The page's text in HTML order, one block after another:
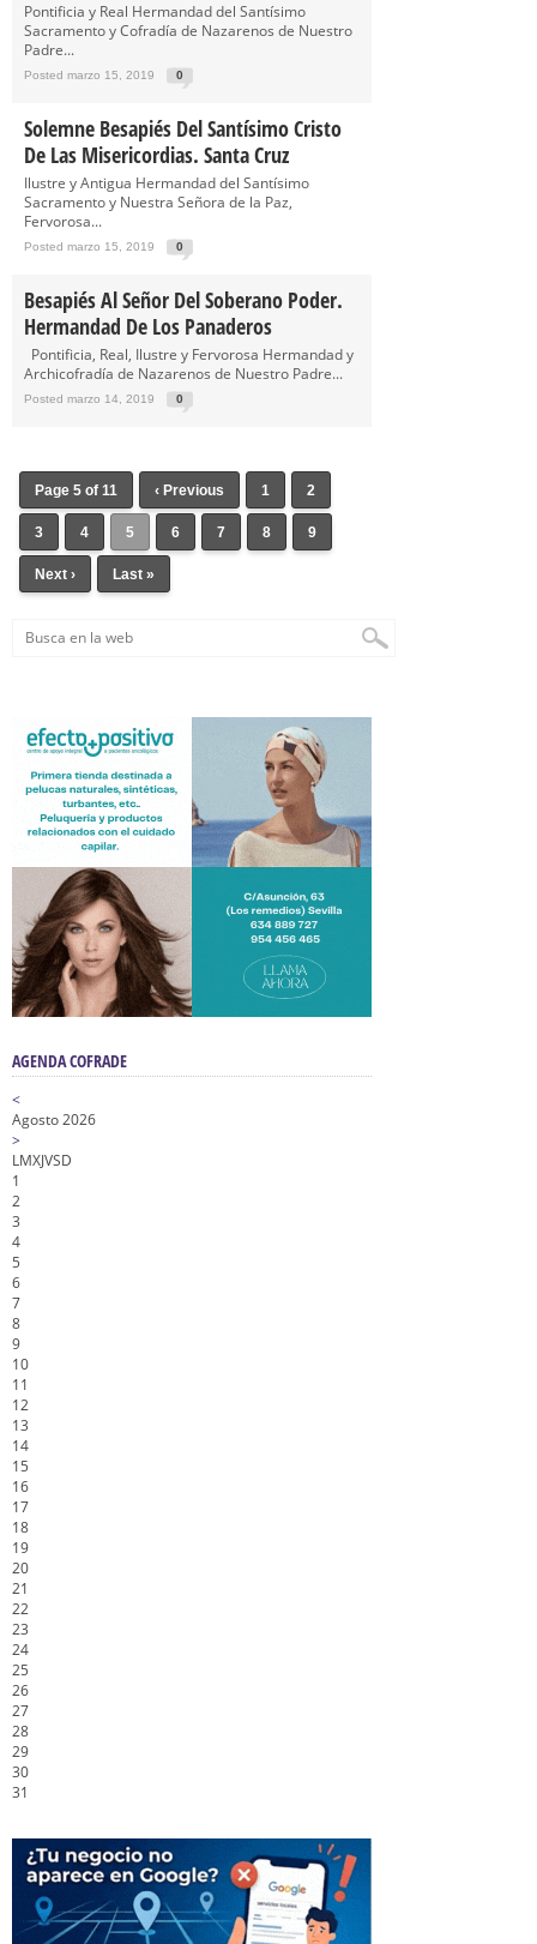
Pontificia y Real Hermandad del Santísimo
Sacramento y Cofradía de Nazarenos de Nuestro
Padre...
Posted marzo 15, 2019 0
Solemne Besapiés Del Santísimo Cristo
De Las Misericordias. Santa Cruz
Ilustre y Antigua Hermandad del Santísimo
Sacramento y Nuestra Señora de la Paz,
Fervorosa...
Posted marzo 15, 2019 0
Besapiés Al Señor Del Soberano Poder.
Hermandad De Los Panaderos
Pontificia, Real, Ilustre y Fervorosa Hermandad y
Archicofradía de Nazarenos de Nuestro Padre...
Posted marzo 14, 2019 0
Page 5 of 11 ‹ Previous 1 2
3 4 5 6 7 8 9
Next › Last »
AGENDA COFRADE
<
Agosto 2026
>
LMXJVSD
1
2
3
4
5
6
7
8
9
10
11
12
13
14
15
16
17
18
19
20
21
22
23
24
25
26
27
28
29
30
31